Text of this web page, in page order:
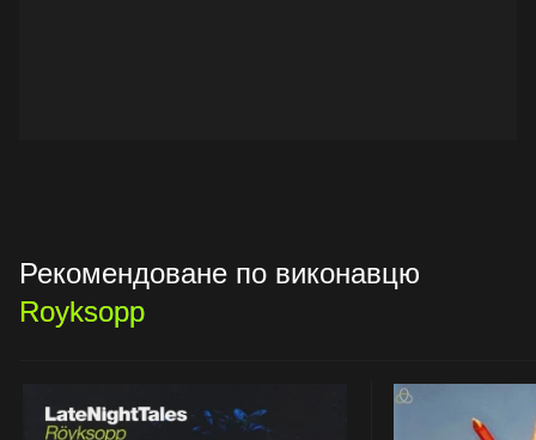
Рекомендоване по виконавцю
Royksopp